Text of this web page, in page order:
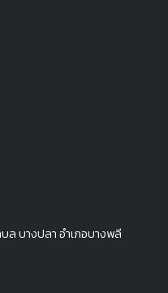
บล บางปลา อำเภอบางพลี